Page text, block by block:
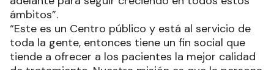
ámbitos”.
“Este es un Centro público y está al servicio de
toda la gente, entonces tiene un fin social que
tiende a ofrecer a los pacientes la mejor calidad